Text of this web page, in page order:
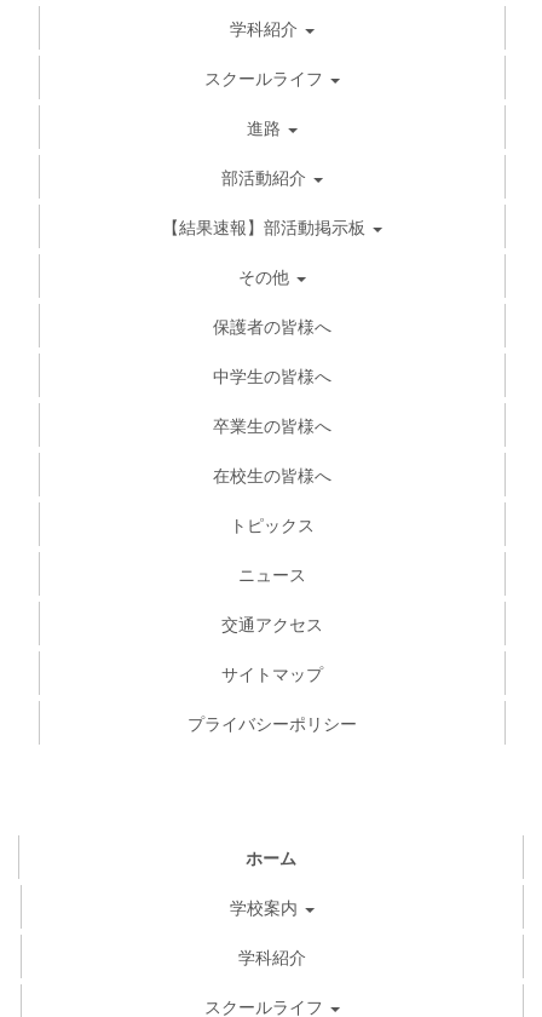
学科紹介
スクールライフ
進路
部活動紹介
【結果速報】部活動掲示板
その他
保護者の皆様へ
中学生の皆様へ
卒業生の皆様へ
在校生の皆様へ
トピックス
ニュース
交通アクセス
サイトマップ
プライバシーポリシー
ホーム
学校案内
学科紹介
スクールライフ